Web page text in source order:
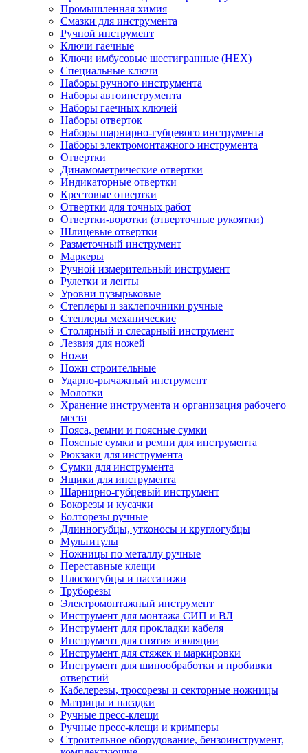
Промышленная химия
Смазки для инструмента
Ручной инструмент
Ключи гаечные
Ключи имбусовые шестигранные (HEX)
Специальные ключи
Наборы ручного инструмента
Наборы автоинструмента
Наборы гаечных ключей
Наборы отверток
Наборы шарнирно-губцевого инструмента
Наборы электромонтажного инструмента
Отвертки
Динамометрические отвертки
Индикаторные отвертки
Крестовые отвертки
Отвертки для точных работ
Отвертки-воротки (отверточные рукоятки)
Шлицевые отвертки
Разметочный инструмент
Маркеры
Ручной измерительный инструмент
Рулетки и ленты
Уровни пузырьковые
Степлеры и заклепочники ручные
Степлеры механические
Столярный и слесарный инструмент
Лезвия для ножей
Ножи
Ножи строительные
Ударно-рычажный инструмент
Молотки
Хранение инструмента и организация рабочего
места
Пояса, ремни и поясные сумки
Поясные сумки и ремни для инструмента
Рюкзаки для инструмента
Сумки для инструмента
Ящики для инструмента
Шарнирно-губцевый инструмент
Бокорезы и кусачки
Болторезы ручные
Длинногубцы, утконосы и круглогубцы
Мультитулы
Ножницы по металлу ручные
Переставные клещи
Плоскогубцы и пассатижи
Труборезы
Электромонтажный инструмент
Инструмент для монтажа СИП и ВЛ
Инструмент для прокладки кабеля
Инструмент для снятия изоляции
Инструмент для стяжек и маркировки
Инструмент для шинообработки и пробивки
отверстий
Кабелерезы, тросорезы и секторные ножницы
Матрицы и насадки
Ручные пресс-клещи
Ручные пресс-клещи и кримперы
Строительное оборудование, бензоинструмент,